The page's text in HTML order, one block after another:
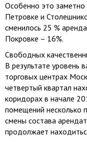
Особенно это заметно
Петровке и
сменилось 25 %
Покровке – 16%.
Свободных
В результате уровень
торговых центрах
четвертый квартал
коридорах в начале
помещений несколько
смены состава
продолжает